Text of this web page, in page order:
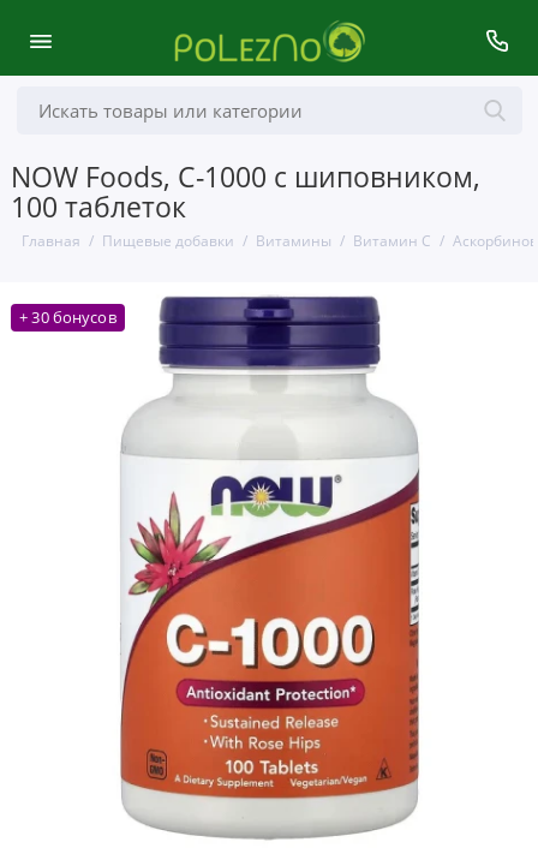
NOW Foods, C-1000 с шиповником,
100 таблеток
Главная Пищевые добавки Витамины Витамин С
+ 30 бонусов